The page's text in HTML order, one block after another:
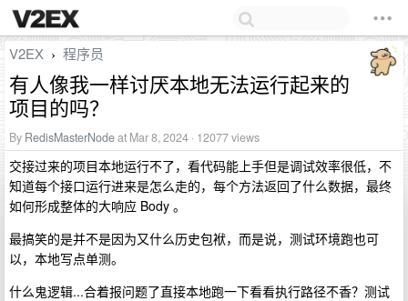
V2EX › 程序员
有人像我一样讨厌本地无法运行起来的
项目的吗？
By RedisMasterNodeat Mar 8, 2024 · 12077 views
交接过来的项目本地运行不了，看代码能上手但是调试效率很低，不
知道每个接口运行进来是怎么走的，每个方法返回了什么数据，最终
如何形成整体的大响应 Body 。
最搞笑的是并不是因为又什么历史包袱，而是说，测试环境跑也可
以，本地写点单测。
什么鬼逻辑...合着报问题了直接本地跑一下看看执行路径不香？测试